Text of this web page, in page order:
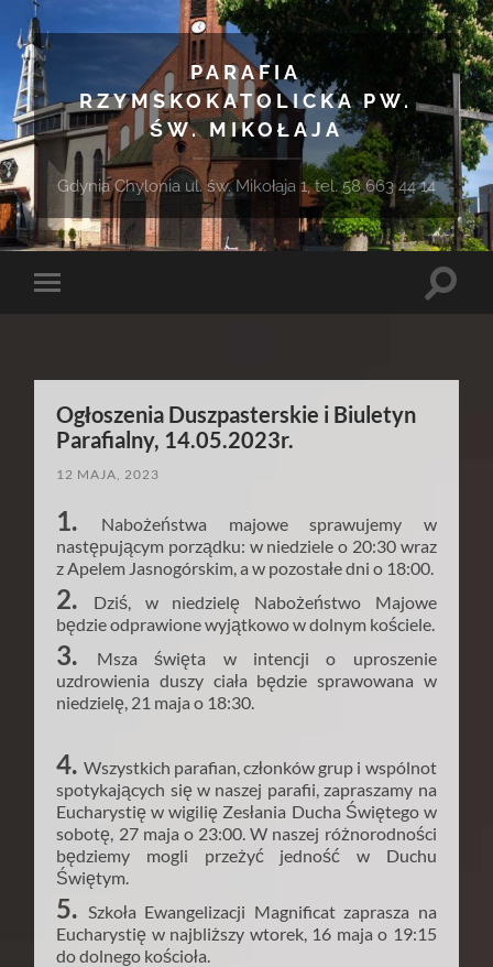
PARAFIA
RZYMSKOKATOLICKA PW.
ŚW. MIKOŁAJA
Gdynia Chylonia ul. św. Mikołaja 1, tel. 58 663 44 14
Toggle
Toggle
Ogłoszenia Duszpasterskie i Biuletyn
Parafialny, 14.05.2023r.
12 MAJA, 2023
1.
Nabożeństwa majowe sprawujemy w
następującym porządku: w niedziele o 20:30 wraz
z Apelem Jasnogórskim, a w pozostałe dni o 18:00.
2.
Dziś, w niedzielę Nabożeństwo Majowe
będzie odprawione wyjątkowo w dolnym kościele.
3.
Msza święta w intencji o uproszenie
uzdrowienia duszy ciała będzie sprawowana w
niedzielę, 21 maja o 18:30.
4. Wszystkich parafian, członków grup i wspólnot
spotykających się w naszej parafii, zapraszamy na
Eucharystię w wigilię Zesłania Ducha Świętego w
sobotę, 27 maja o 23:00. W naszej różnorodności
będziemy mogli przeżyć jedność w Duchu
Świętym.
5. Szkoła Ewangelizacji Magnificat zaprasza na
Eucharystię w najbliższy wtorek, 16 maja o 19:15
do dolnego kościoła.